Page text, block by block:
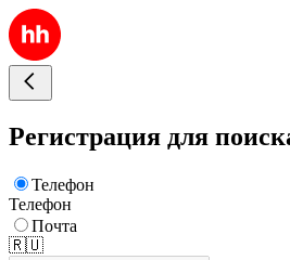
Регистрация для
Телефон
Телефон
Почта
🇷🇺